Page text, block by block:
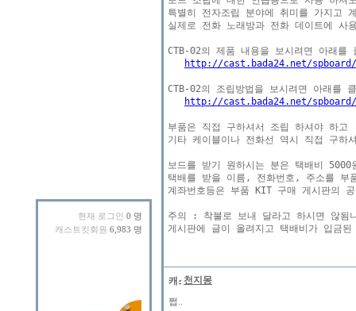
현재 로그인 0 명
캐스트킷회원 6,983 명
특별히 전자조립 분야에 취미를 가지고
실제로 전화 노래방과 전화 데이트에 사
http://cast.bada24.net/spboard/
http://cast.bada24.net/spboard/
부품은 직접 구하셔서 조립 하셔야 하고
기타 케이블이나 전화선 역시 직접 구하
보드를 받기 원하시는 분은 택배비
택배를 받을 이름, 전화번호, 주소를 부
계좌번호등은 부품 KIT 구매 게시판의
주의 : 착불로 보내 달라고 하시면 않
천지몽
쩝..